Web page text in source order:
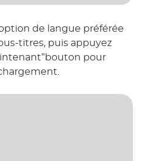
de langue préférée
titres, puis appuyez
pour